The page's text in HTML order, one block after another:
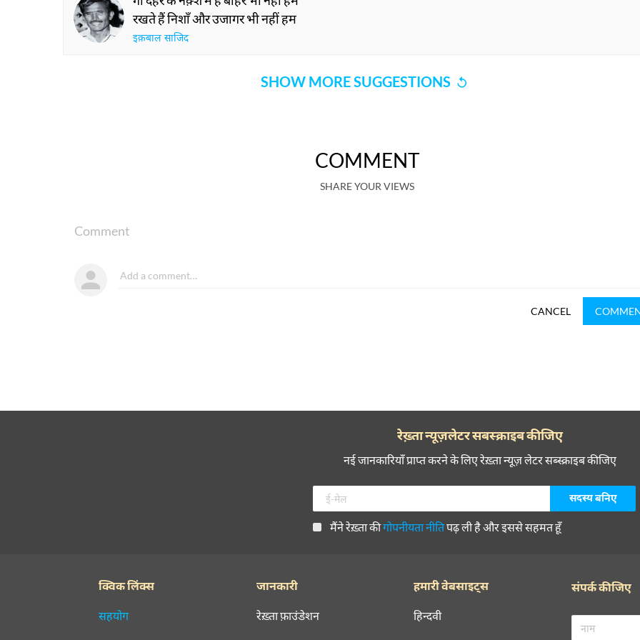
रखते हैं निशाँ और उजागर भी नहीं हम
इक़बाल साजिद
SHOW MORE SUGGESTIONS
COMMENT
SHARE YOUR VIEWS
Comment
CANCEL
रेख़्ता न्यूज़लेटर सबस्क्राइब कीजिए
नई जानकारियाँ प्राप्त करने के लिए रेख़्ता न्यूज़ लेटर सब्स्क्राइब कीजिए
मैंने रेख़्ता कीगोपनीयता नीतिपढ़ ली है और इससे सहमत हूँ
क्विक लिंक्स
सहयोग
जानकारी
रेख़्ता फ़ाउंडेशन
हमारी वेबसाइट्स
हिन्दवी
संपर्क कीजिए